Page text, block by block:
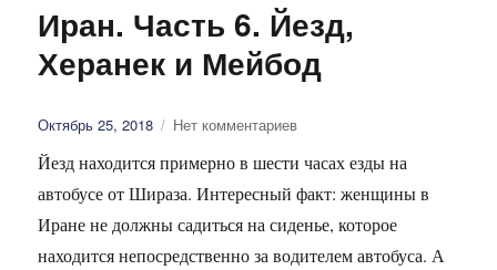
Иран. Часть 6. Йезд,
Херанек и Мейбод
Опубликовано
Октябрь 25, 2018 Нет комментариев
Йезд находится примерно в шести часах езды на
автобусе от Шираза. Интересный факт: женщины в
Иране не должны садиться на сиденье, которое
находится непосредственно за водителем автобуса. А